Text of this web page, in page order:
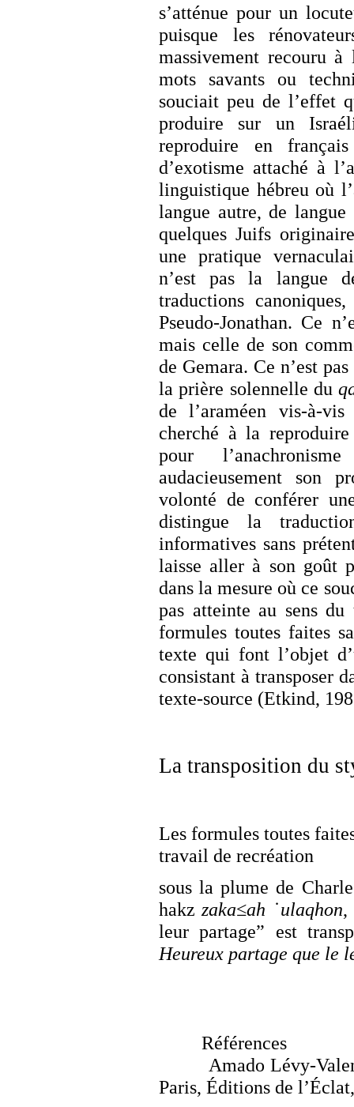
s’atténue pour un
puisque les
massivement recouru
mots savants ou
souciait peu de l’effet
produire sur un
reproduire en
d’exotisme attaché à
linguistique hébreu où
langue autre, de langue
quelques Juifs
une pratique
n’est pas la langue
traductions
Pseudo-Jonathan. Ce
mais celle de son
de Gemara. Ce n’est
la prière solennelle du
de l’araméen vis-à-
cherché à la
pour
audacieusement son
volonté de conférer
distingue la
informatives sans
laisse aller à son goût
dans la mesure où ce
pas atteinte au sens
formules toutes faites
texte qui font l’objet
consistant à transposer
texte-source (Etkind,
La transposition du
Les formules toutes
travail de recréation
sous la plume de
hakzzaka≤ah ˙ulaqhon,
leur partage” est
Heureux partage que le
Références
Amado Lévy-
Paris, Éditions de